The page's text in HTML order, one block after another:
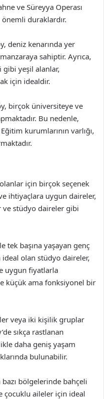
ve Süreyya Operası
duraklardır.
deniz kenarında yer
sahiptir. Ayrıca,
gibi yeşil alanlar,
için idealdir.
birçok üniversiteye ve
Bu nedenle,
kurumlarının varlığı,
olanlar için birçok seçenek
ihtiyaçlara uygun daireler,
stüdyo daireler gibi
tek başına yaşayan genç
olan stüdyo daireler,
uygun fiyatlarla
küçük ama fonksiyonel bir
veya iki kişilik gruplar
sıkça rastlanan
daha geniş yaşam
bulunabilir.
bölgelerinde bahçeli
çocuklu aileler için ideal